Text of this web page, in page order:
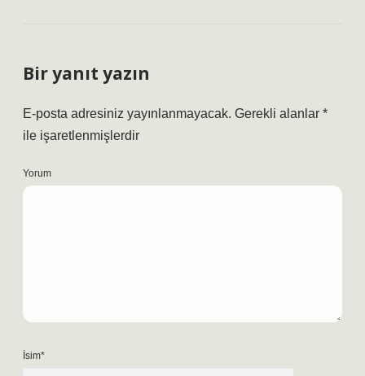
Bir yanıt yazın
E-posta adresiniz yayınlanmayacak. Gerekli alanlar *
ile işaretlenmişlerdir
Yorum
İsim*